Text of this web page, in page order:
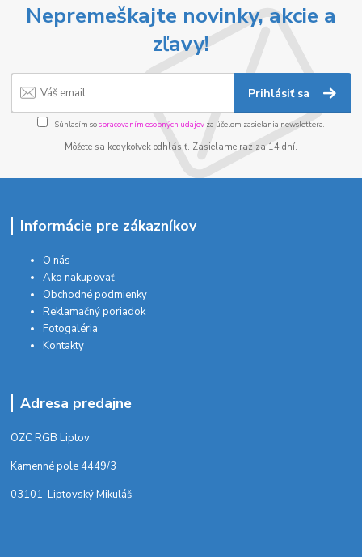
Nepremeškajte novinky, akcie a
zľavy!
Prihlásiť sa
Súhlasím sospracovaním osobných údajov za účelom zasielania newslettera.
Môžete sa kedykoľvek odhlásiť. Zasielame raz za 14 dní.
Informácie pre zákazníkov
O nás
Ako nakupovať
Obchodné podmienky
Reklamačný poriadok
Fotogaléria
Kontakty
Adresa predajne
OZC RGB Liptov
Kamenné pole 4449/3
03101 Liptovský Mikuláš